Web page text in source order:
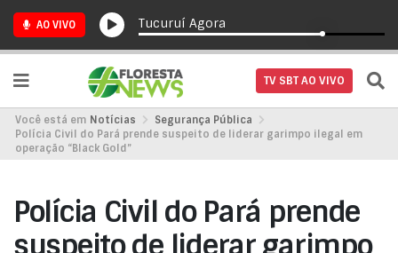
AO VIVO Tucuruí Agora
TV SBT AO VIVO
Você está em Notícias
Segurança Pública
Polícia Civil do Pará prende suspeito de liderar garimpo ilegal em
operação “Black Gold”
Polícia Civil do Pará prende